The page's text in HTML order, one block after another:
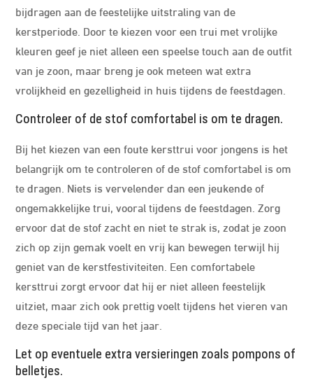
bijdragen aan de feestelijke uitstraling van de
kerstperiode. Door te kiezen voor een trui met vrolijke
kleuren geef je niet alleen een speelse touch aan de outfit
van je zoon, maar breng je ook meteen wat extra
vrolijkheid en gezelligheid in huis tijdens de feestdagen.
Controleer of de stof comfortabel is om te dragen.
Bij het kiezen van een foute kersttrui voor jongens is het
belangrijk om te controleren of de stof comfortabel is om
te dragen. Niets is vervelender dan een jeukende of
ongemakkelijke trui, vooral tijdens de feestdagen. Zorg
ervoor dat de stof zacht en niet te strak is, zodat je zoon
zich op zijn gemak voelt en vrij kan bewegen terwijl hij
geniet van de kerstfestiviteiten. Een comfortabele
kersttrui zorgt ervoor dat hij er niet alleen feestelijk
uitziet, maar zich ook prettig voelt tijdens het vieren van
deze speciale tijd van het jaar.
Let op eventuele extra versieringen zoals pompons of
belletjes.